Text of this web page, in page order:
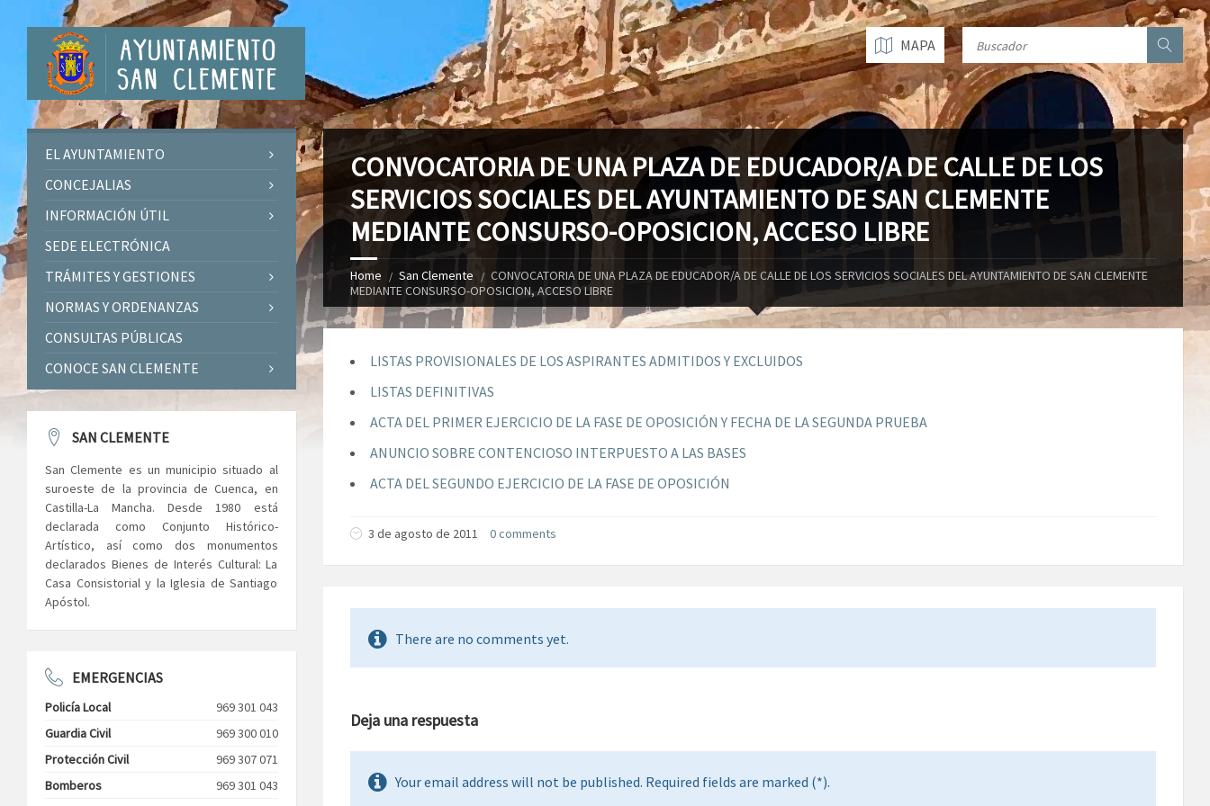
MAPA
CONVOCATORIA DE UNA PLAZA DE EDUCADOR/A DE CALLE DE LOS
SERVICIOS SOCIALES DEL AYUNTAMIENTO DE SAN CLEMENTE
MEDIANTE CONSURSO-OPOSICION, ACCESO LIBRE
Home San Clemente
CONVOCATORIA DE UNA PLAZA DE EDUCADOR/A DE CALLE DE LOS SERVICIOS SOCIALES DEL AYUNTAMIENTO DE SAN CLEMENTE
MEDIANTE CONSURSO-OPOSICION, ACCESO LIBRE
LISTAS PROVISIONALES DE LOS ASPIRANTES ADMITIDOS Y EXCLUIDOS
LISTAS DEFINITIVAS
ACTA DEL PRIMER EJERCICIO DE LA FASE DE OPOSICIÓN Y FECHA DE LA SEGUNDA PRUEBA
ANUNCIO SOBRE CONTENCIOSO INTERPUESTO A LAS BASES
ACTA DEL SEGUNDO EJERCICIO DE LA FASE DE OPOSICIÓN
3 de agosto de 2011 0 comments
There are no comments yet.
Deja una respuesta
Your email address will not be published. Required fields are marked (*).
EL AYUNTAMIENTO
CONCEJALIAS
INFORMACIÓN ÚTIL
SEDE ELECTRÓNICA
TRÁMITES Y GESTIONES
NORMAS Y ORDENANZAS
CONSULTAS PÚBLICAS
CONOCE SAN CLEMENTE
SAN CLEMENTE
San Clemente es un municipio situado al
suroeste de la provincia de Cuenca, en
Castilla-La Mancha. Desde 1980 está
declarada como Conjunto Histórico-
Artístico, así como dos monumentos
declarados Bienes de Interés Cultural: La
Casa Consistorial y la Iglesia de Santiago
Apóstol.
EMERGENCIAS
Policía Local
969 301 043
Guardia Civil
969 300 010
Protección Civil
969 307 071
Bomberos
969 301 043